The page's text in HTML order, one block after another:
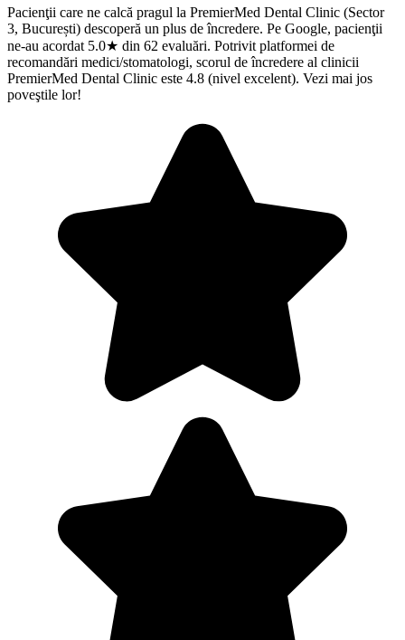
Pacienţii care ne calcă pragul la PremierMed Dental Clinic (Sector
3, București) descoperă un plus de încredere. Pe Google, pacienţii
ne-au acordat 5.0★ din 62 evaluări. Potrivit platformei de
recomandări medici/stomatologi, scorul de încredere al clinicii
PremierMed Dental Clinic este 4.8 (nivel excelent). Vezi mai jos
poveştile lor!